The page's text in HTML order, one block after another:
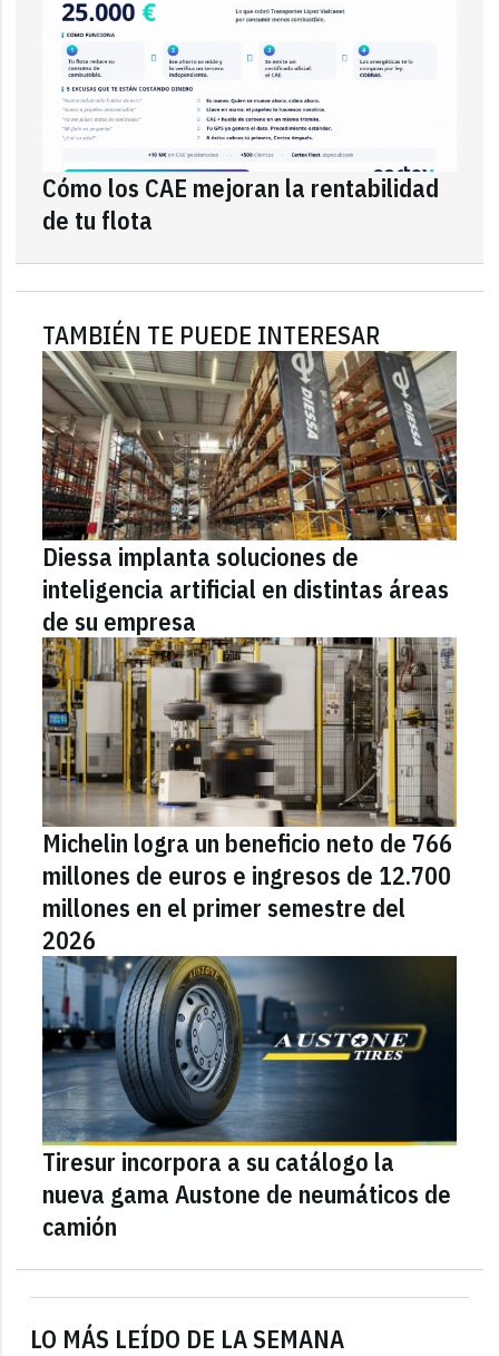
LO MÁS LEÍDO DE LA SEMANA
Cómo los CAE mejoran la rentabilidad
de tu flota
TAMBIÉN TE PUEDE INTERESAR
Diessa implanta soluciones de
inteligencia artificial en distintas áreas
de su empresa
Michelin logra un beneficio neto de 766
millones de euros e ingresos de 12.700
millones en el primer semestre del
2026
Tiresur incorpora a su catálogo la
nueva gama Austone de neumáticos de
camión